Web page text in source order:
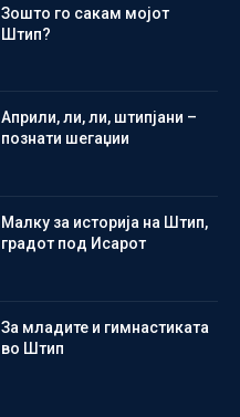
Зошто го сакам мојот
Штип?
Aприли, ли, ли, штипјани –
познати шегаџии
Малку за историја на Штип,
градот под Исарот
Зa младите и гимнастиката
во Штип